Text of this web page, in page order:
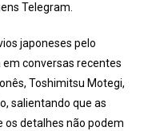
Telegram.
japoneses pelo
conversas recentes
Toshimitsu Motegi,
salientando que as
os detalhes não podem